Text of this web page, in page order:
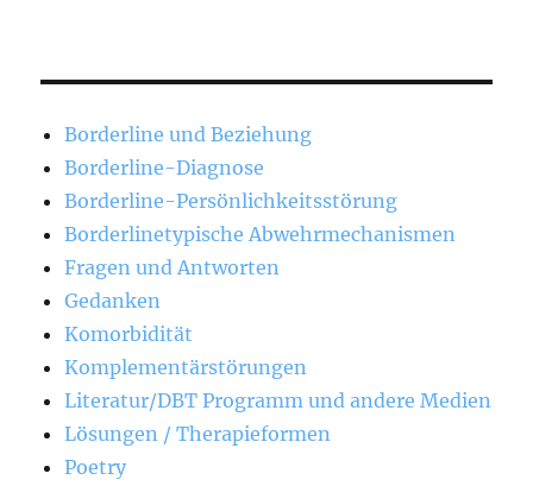
Borderline und Beziehung
Borderline-Diagnose
Borderline-Persönlichkeitsstörung
Borderlinetypische Abwehrmechanismen
Fragen und Antworten
Gedanken
Komorbidität
Komplementärstörungen
Literatur/DBT Programm und andere Medien
Lösungen / Therapieformen
Poetry